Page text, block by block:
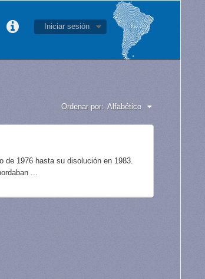
Iniciar sesión
Ordenar por: Alfabético
de 1976 hasta su disolución en 1983.
...